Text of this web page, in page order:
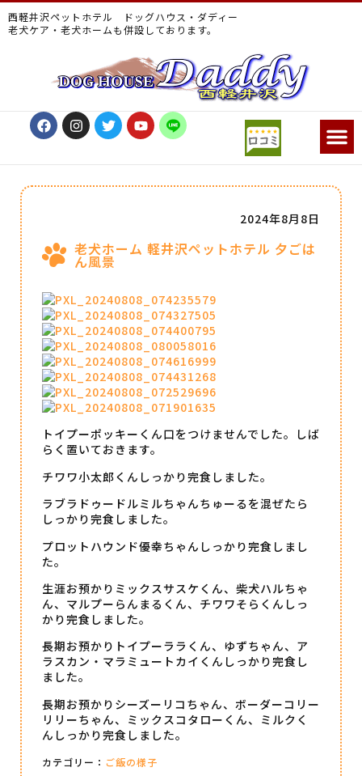
西軽井沢ペットホテル ドッグハウス・ダディー
老犬ケア・老犬ホームも併設しております。
老犬ホーム 軽井沢ペットホテル 夕ごは
ん風景
2024年8月8日
トイプーポッキーくん口をつけませんでした。しば
らく置いておきます。
チワワ小太郎くんしっかり完食しました。
ラブラドゥードルミルちゃんちゅーるを混ぜたら
しっかり完食しました。
プロットハウンド優幸ちゃんしっかり完食しまし
た。
生涯お預かりミックスサスケくん、柴犬ハルちゃ
ん、マルプーらんまるくん、チワワそらくんしっ
かり完食しました。
長期お預かりトイプーララくん、ゆずちゃん、ア
ラスカン・マラミュートカイくんしっかり完食し
ました。
長期お預かりシーズーリコちゃん、ボーダーコリー
リリーちゃん、ミックスコタローくん、ミルクく
んしっかり完食しました。
カテゴリー： ご飯の様子